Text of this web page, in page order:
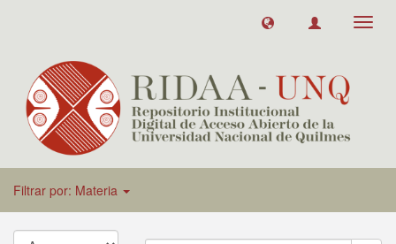
Filtrar por: Materia